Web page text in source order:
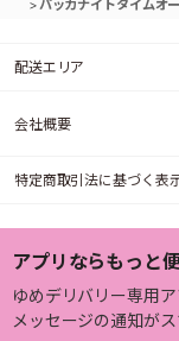
> パッカナイトタイムオ
配送エリア
会社概要
特定商取引法に基づく表
アプリならもっと
ゆめデリバリー専用ア
メッセージの通知が